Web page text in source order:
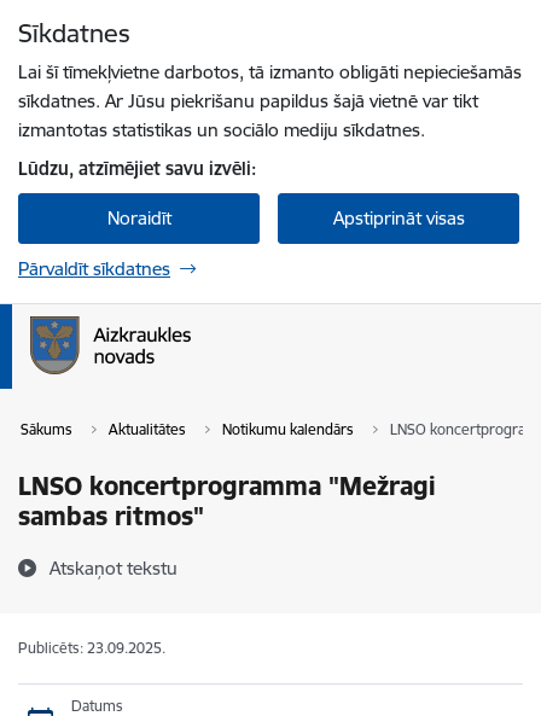
Sīkdatnes
Lai šī tīmekļvietne darbotos, tā izmanto obligāti nepieciešamās
sīkdatnes. Ar Jūsu piekrišanu papildus šajā vietnē var tikt
izmantotas statistikas un sociālo mediju sīkdatnes.
Lūdzu, atzīmējiet savu izvēli:
Noraidīt Apstiprināt visas
Pārvaldīt sīkdatnes
Sākums Aktualitātes Notikumu kalendārs LNSO
LNSO koncertprogramma "Mežragi
sambas ritmos"
Atskaņot tekstu
Publicēts: 23.09.2025.
Datums